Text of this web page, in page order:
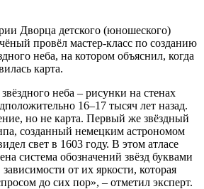
Дворца детского (юношеского)
провёл мастер-класс по созданию
неба, на котором объяснил, когда
карта.
неба – рисунки на стенах
16–17 тысяч лет назад.
но не карта. Первый же звёздный
созданный немецким астрономом
свет в 1603 году. В этом атласе
система обозначений звёзд буквами
от их яркости, которая
до сих пор», – отметил эксперт.